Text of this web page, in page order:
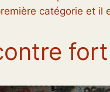
catégorie et il